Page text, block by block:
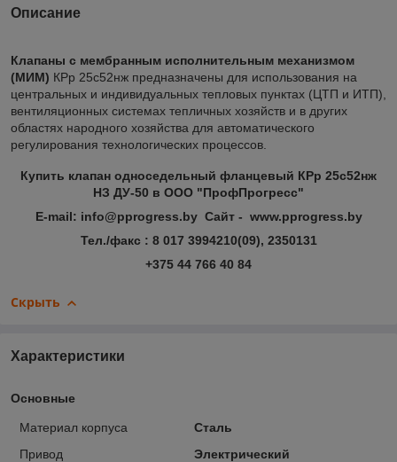
Описание
Клапаны с мембранным исполнительным механизмом
(МИМ) КРр 25с52нж предназначены для использования на
центральных и индивидуальных тепловых пунктах (ЦТП и ИТП),
вентиляционных системах тепличных хозяйств и в других
областях народного хозяйства для автоматического
регулирования технологических процессов.
Купить клапан односедельный фланцевый КРр 25с52нж
НЗ ДУ-50 в ООО "ПрофПрогресс"
E-mail: info@pprogress.by Сайт - www.pprogress.by
Тел./факс : 8 017 3994210(09), 2350131
+375 44 766 40 84
Скрыть
Характеристики
Основные
Материал корпуса
Сталь
Привод
Электрический